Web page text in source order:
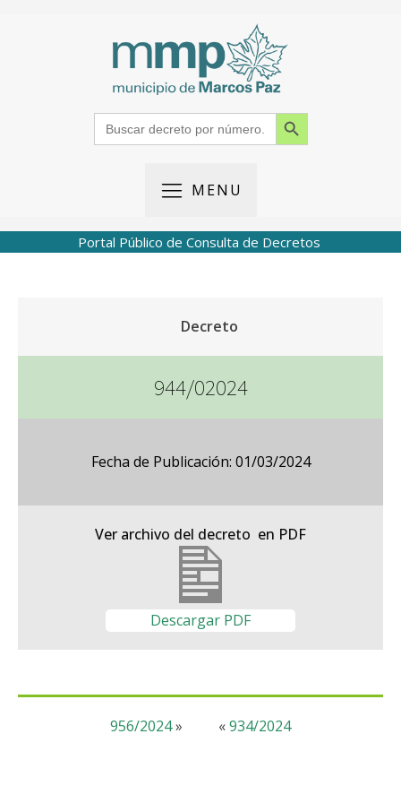
Search
for:
Search Button
MENU
Portal Público de Consulta de Decretos
Decreto
944/02024
Fecha de Publicación: 01/03/2024
Ver archivo del decreto en PDF
Descargar PDF
«934/2024
956/2024»